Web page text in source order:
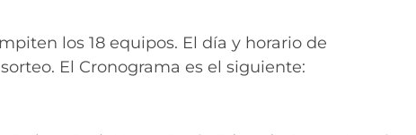
los 18 equipos. El día y horario de
El Cronograma es el siguiente: